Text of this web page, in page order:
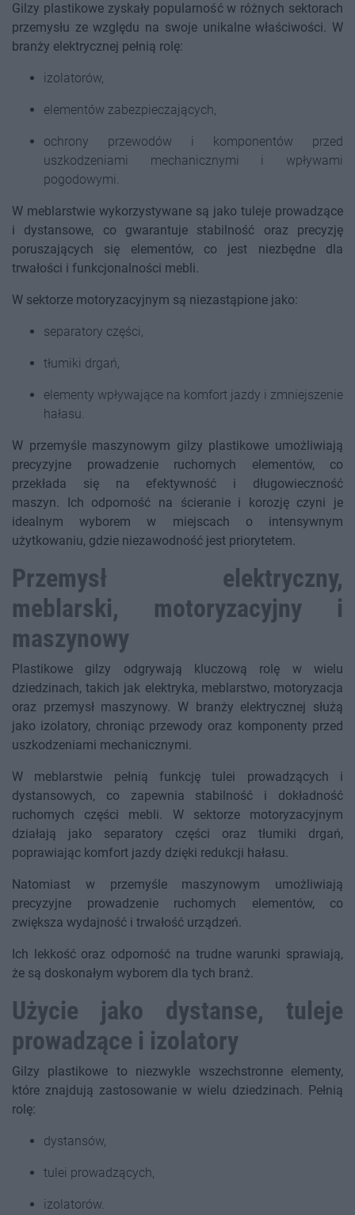
Gilzy plastikowe zyskały popularność w różnych sektorach
przemysłu ze względu na swoje unikalne właściwości. W
branży elektrycznej pełnią rolę:
izolatorów,
elementów zabezpieczających,
ochrony przewodów i komponentów przed
uszkodzeniami mechanicznymi i wpływami
pogodowymi.
W meblarstwie wykorzystywane są jako tuleje prowadzące
i dystansowe, co gwarantuje stabilność oraz precyzję
poruszających się elementów, co jest niezbędne dla
trwałości i funkcjonalności mebli.
W sektorze motoryzacyjnym są niezastąpione jako:
separatory części,
tłumiki drgań,
elementy wpływające na komfort jazdy i zmniejszenie
hałasu.
W przemyśle maszynowym gilzy plastikowe umożliwiają
precyzyjne prowadzenie ruchomych elementów, co
przekłada się na efektywność i długowieczność
maszyn. Ich odporność na ścieranie i korozję czyni je
idealnym wyborem w miejscach o intensywnym
użytkowaniu, gdzie niezawodność jest priorytetem.
Przemysł elektryczny,
meblarski, motoryzacyjny i
maszynowy
Plastikowe gilzy odgrywają kluczową rolę w wielu
dziedzinach, takich jak elektryka, meblarstwo, motoryzacja
oraz przemysł maszynowy. W branży elektrycznej służą
jako izolatory, chroniąc przewody oraz komponenty przed
uszkodzeniami mechanicznymi.
W meblarstwie pełnią funkcję tulei prowadzących i
dystansowych, co zapewnia stabilność i dokładność
ruchomych części mebli. W sektorze motoryzacyjnym
działają jako separatory części oraz tłumiki drgań,
poprawiając komfort jazdy dzięki redukcji hałasu.
Natomiast w przemyśle maszynowym umożliwiają
precyzyjne prowadzenie ruchomych elementów, co
zwiększa wydajność i trwałość urządzeń.
Ich lekkość oraz odporność na trudne warunki sprawiają,
że są doskonałym wyborem dla tych branż.
Użycie jako dystanse, tuleje
prowadzące i izolatory
Gilzy plastikowe to niezwykle wszechstronne elementy,
które znajdują zastosowanie w wielu dziedzinach. Pełnią
rolę:
dystansów,
tulei prowadzących,
izolatorów.